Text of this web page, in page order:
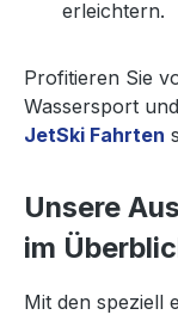
erleichtern.
Profitieren Sie
Wassersport
JetSki Fahrten
Unsere
im
Mit den speziell